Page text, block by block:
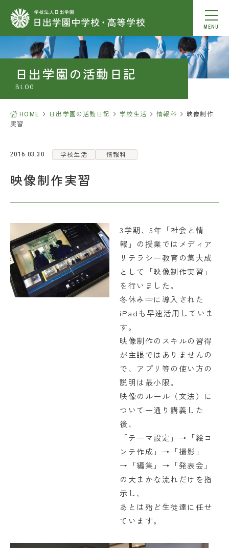
MENU
動画を見る
本校について
教育内容
進学情報
FAQ
日々の見学 資料請求
在校生・保護者の方
卒業生の方
採用情報
学校法人日出学園
日出学園幼稚園
日出学園小学校
日出学園中学校・高等学校
日出学園の活動日記
BLOG
HOME 日出学園の活動日記 学校生活 情報科
映像制作
実習
2016.03.30 学校生活 情報科
映像制作実習
3学期、5年「社会と情
報」の授業ではメディア
リテラシー教育の集大成
として「映像制作実習」
を行いました。
冬休み中に導入された
iPadも早速活用していま
す。
映像制作のスキルの習得
が主眼ではありませんの
で、アプリ等の使い方の
説明は最小限。
映像のルール（文法）に
ついて一通り講義した
後、
「テーマ設定」→「絵コ
ンテ作成」→「撮影」
→「編集」→「発表会」
の大まかな流れだけを指
示し、
あとは殆ど生徒達に任せ
ています。